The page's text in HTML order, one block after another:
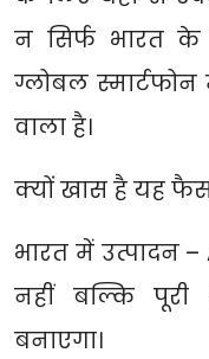
न सिर्फ भारत के
ग्लोबल
वाला है।
क्यों खास है यह
भारत में उत्पादन
नहीं बल्कि पूरी
बनाएगा।